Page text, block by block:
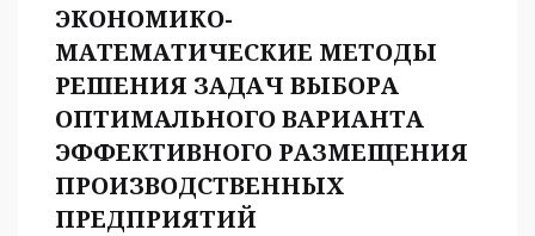
ЭКОНОМИКО-
МАТЕМАТИЧЕСКИЕ МЕТОДЫ
РЕШЕНИЯ ЗАДАЧ ВЫБОРА
ОПТИМАЛЬНОГО ВАРИАНТА
ЭФФЕКТИВНОГО РАЗМЕЩЕНИЯ
ПРОИЗВОДСТВЕННЫХ
ПРЕДПРИЯТИЙ